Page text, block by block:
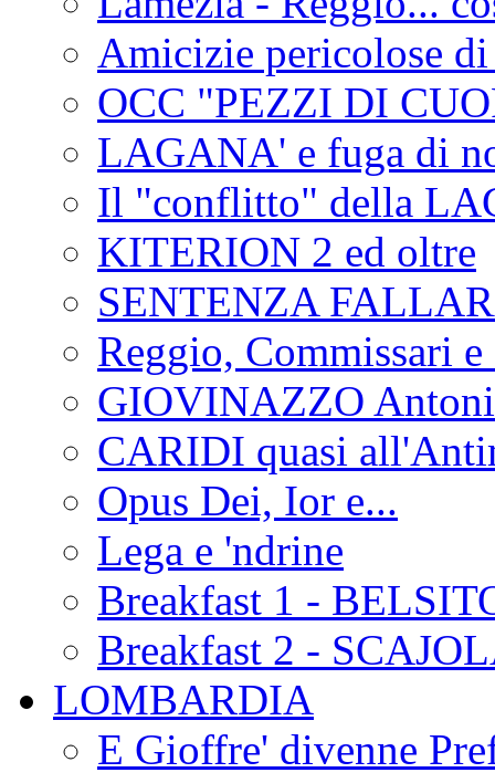
Amicizie pericolose
OCC "PEZZI DI
LAGANA' e fuga di
Il "conflitto" della
KITERION 2 ed oltre
SENTENZA
Reggio, Commissari
GIOVINAZZO
CARIDI quasi
Opus Dei, Ior e...
Lega e 'ndrine
Breakfast 1 -
Breakfast 2 -
LOMBARDIA
E Gioffre' divenne